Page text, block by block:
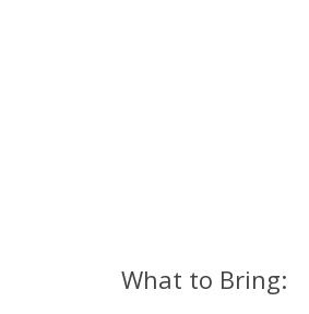
What to Bring: